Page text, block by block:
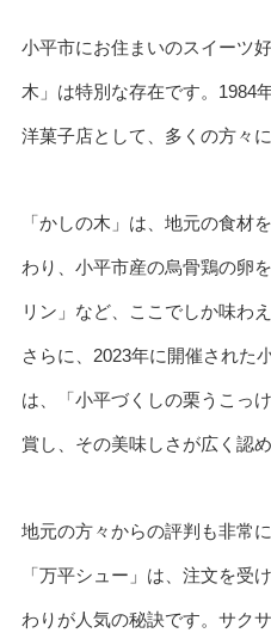
小平市にお住まいのスイーツ
木」は特別な存在です。1984
洋菓子店として、多くの方々
「かしの木」は、地元の食材
わり、小平市産の烏骨鶏の卵
リン」など、ここでしか味わ
さらに、2023年に開催された
は、「小平づくしの栗うこっ
賞し、その美味しさが広く認め
地元の方々からの評判も非常
「万平シュー」は、注文を受
わりが人気の秘訣です。サク